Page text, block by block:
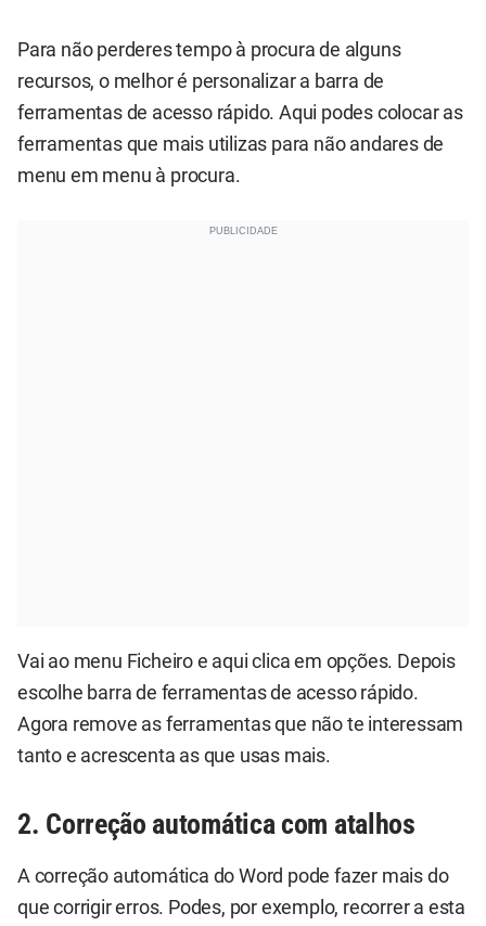
Para não perderes tempo à procura de alguns
recursos, o melhor é personalizar a barra de
ferramentas de acesso rápido. Aqui podes colocar as
ferramentas que mais utilizas para não andares de
menu em menu à procura.
Vai ao menu Ficheiro e aqui clica em opções. Depois
escolhe barra de ferramentas de acesso rápido.
Agora remove as ferramentas que não te interessam
tanto e acrescenta as que usas mais.
2. Correção automática com atalhos
A correção automática do Word pode fazer mais do
que corrigir erros. Podes, por exemplo, recorrer a esta